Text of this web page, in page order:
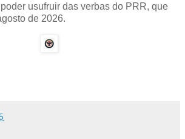
usufruir das verbas do PRR, que
de 2026.